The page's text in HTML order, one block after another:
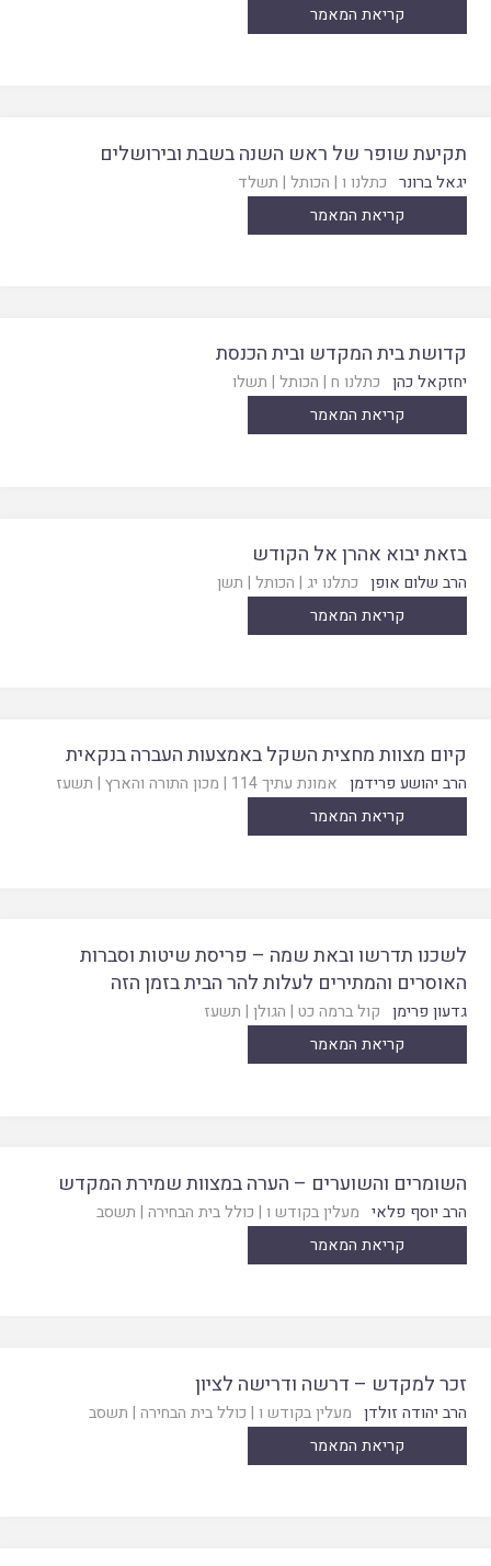
קריאת המאמר
תקיעת שופר של ראש השנה בשבת ובירושלים
יגאל ברונר כתלנו ו | הכותל | תשלד
קריאת המאמר
קדושת בית המקדש ובית הכנסת
יחזקאל כהן כתלנו ח | הכותל | תשלו
קריאת המאמר
בזאת יבוא אהרן אל הקודש
הרב שלום אופן כתלנו יג | הכותל | תשן
קריאת המאמר
קיום מצוות מחצית השקל באמצעות העברה בנקאית
הרב יהושע פרידמן אמונת עתיך 114 | מכון התורה והארץ | תשעז
קריאת המאמר
לשכנו תדרשו ובאת שמה – פריסת שיטות וסברות
האוסרים והמתירים לעלות להר הבית בזמן הזה
גדעון פרימן קול ברמה כט | הגולן | תשעז
קריאת המאמר
השומרים והשוערים – הערה במצוות שמירת המקדש
הרב יוסף פלאי מעלין בקודש ו | כולל בית הבחירה | תשסב
קריאת המאמר
זכר למקדש – דרשה ודרישה לציון
הרב יהודה זולדן מעלין בקודש ו | כולל בית הבחירה | תשסב
קריאת המאמר